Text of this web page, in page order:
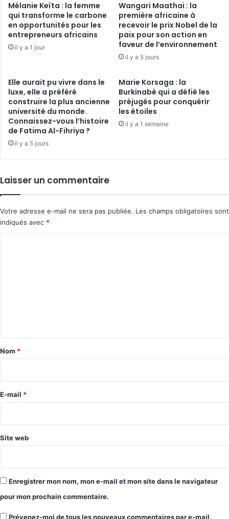
Mélanie Keïta : la femme
qui transforme le carbone
en opportunités pour les
entrepreneurs africains
il y a 1 jour
Wangari Maathai : la
première africaine à
recevoir le prix Nobel de la
paix pour son action en
faveur de l’environnement
il y a 5 jours
Elle aurait pu vivre dans le
luxe, elle a préféré
construire la plus ancienne
université du monde.
Connaissez-vous l’histoire
de Fatima Al-Fihriya ?
il y a 5 jours
Marie Korsaga : la
Burkinabè qui a défié les
préjugés pour conquérir
les étoiles
il y a 1 semaine
Laisser un commentaire
Votre adresse e-mail ne sera pas publiée. Les champs obligatoires sont
indiqués avec *
a
e
Nom *
E-mail *
Site web
Enregistrer mon nom, mon e-mail et mon site dans le navigateur
pour mon prochain commentaire.
Prévenez-moi de tous les nouveaux commentaires par e-mail.